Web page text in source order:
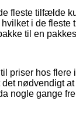
fleste tilfælde
i de
til en
priser hos flere
nødvendigt
nogle gange